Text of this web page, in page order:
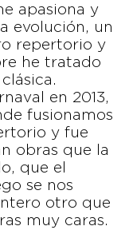
apasiona y
evolución, un
repertorio y
he tratado
en 2013,
fusionamos
y fue
obras que la
que el
se nos
otro que
muy caras.